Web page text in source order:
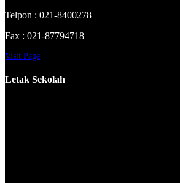
Telpon : 021-8400278
Fax : 021-87794718
Visit Page
Letak Sekolah